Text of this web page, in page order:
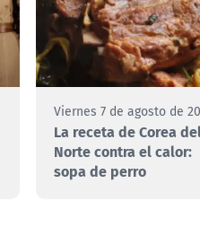
Viernes 7 de agosto de
La receta de Corea
Norte contra el calor:
sopa de perro